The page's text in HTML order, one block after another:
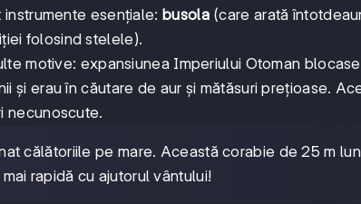
esențiale: busola(care arată
folosind stelele).
motive: expansiunea Imperiului Otoman
și erau în căutare de aur și mătăsuri prețioase.
necunoscute.
călătoriile pe mare. Această corabie de 25 m
rapidă cu ajutorul vântului!